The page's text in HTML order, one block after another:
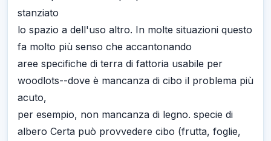
stanziato
lo spazio a dell'uso altro. In molte situazioni questo
fa molto più senso che accantonando
aree specifiche di terra di fattoria usabile per
woodlots--dove è mancanza di cibo il problema più
acuto,
per esempio, non mancanza di legno. specie di
albero Certa può provvedere cibo (frutta, foglie,